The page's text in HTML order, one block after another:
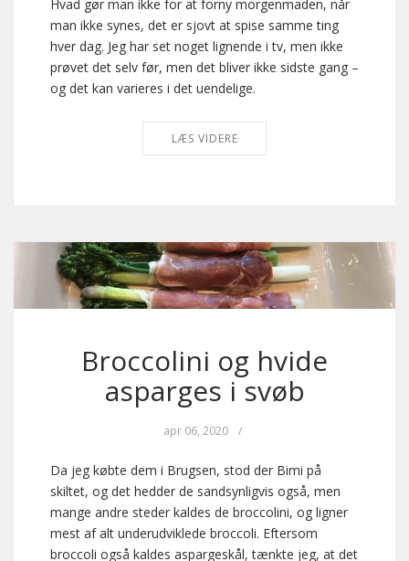
Hvad gør man ikke for at forny morgenmaden, når
man ikke synes, det er sjovt at spise samme ting
hver dag. Jeg har set noget lignende i tv, men ikke
prøvet det selv før, men det bliver ikke sidste gang –
og det kan varieres i det uendelige.
LÆS VIDERE
Broccolini og hvide
asparges i svøb
apr 06, 2020 /
Da jeg købte dem i Brugsen, stod der Bimi på
skiltet, og det hedder de sandsynligvis også, men
mange andre steder kaldes de broccolini, og ligner
mest af alt underudviklede broccoli. Eftersom
broccoli også kaldes aspargeskål, tænkte jeg, at det